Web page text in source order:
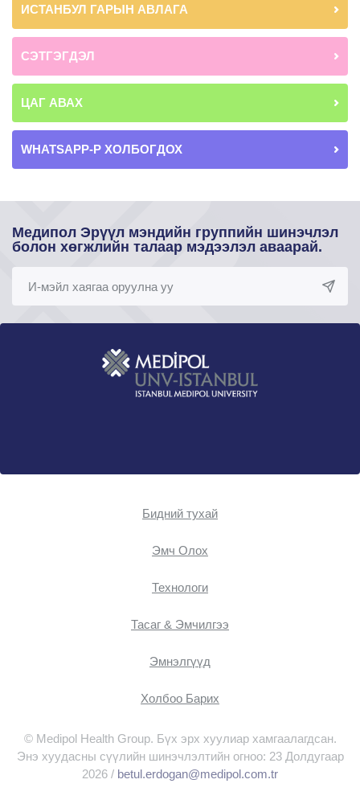
ИСТАНБУЛ ГАРЫН АВЛАГА
СЭТГЭГДЭЛ
ЦАГ АВАХ
WHATSAPP-Р ХОЛБОГДОХ
Медипол Эрүүл мэндийн группийн шинэчлэл
болон хөгжлийн талаар мэдээлэл аваарай.
Бидний тухай
Эмч Oлох
Технологи
Тасаг & Эмчилгээ
Эмнэлгүүд
Холбоо Барих
© Medipol Health Group. Бүх эрх хуулиар хамгаалагдсан.
Энэ хуудасны сүүлийн шинэчлэлтийн огноо: 23 Долдугаар
2026 / betul.erdogan@medipol.com.tr